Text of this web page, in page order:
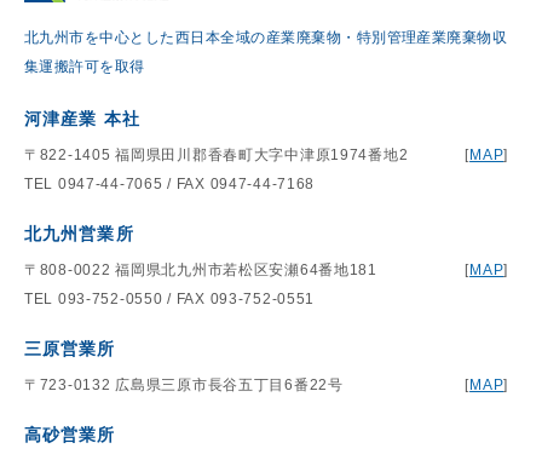
北九州市を中心とした西日本全域の産業廃棄物・特別管理産業廃棄物収
集運搬許可を取得
河津産業 本社
〒822-1405 福岡県田川郡香春町大字中津原1974番地2 [MAP]
TEL 0947-44-7065 / FAX 0947-44-7168
北九州営業所
〒808-0022 福岡県北九州市若松区安瀬64番地181 [MAP]
TEL 093-752-0550 / FAX 093-752-0551
三原営業所
〒723-0132 広島県三原市長谷五丁目6番22号 [MAP]
高砂営業所